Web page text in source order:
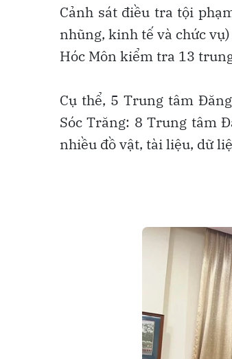
Cảnh sát điều tra tội
nhũng, kinh tế và chức
Hóc Môn kiểm tra 13
Cụ thể, 5 Trung tâm
Sóc Trăng: 8 Trung tâm
nhiều đồ vật, tài liệu, dữ